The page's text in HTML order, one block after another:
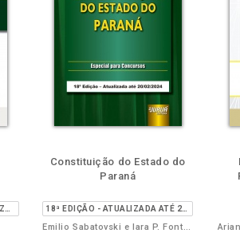
Constituição do Estado do
Paraná
Emilio Sabatovski e Iara P. Fontoura